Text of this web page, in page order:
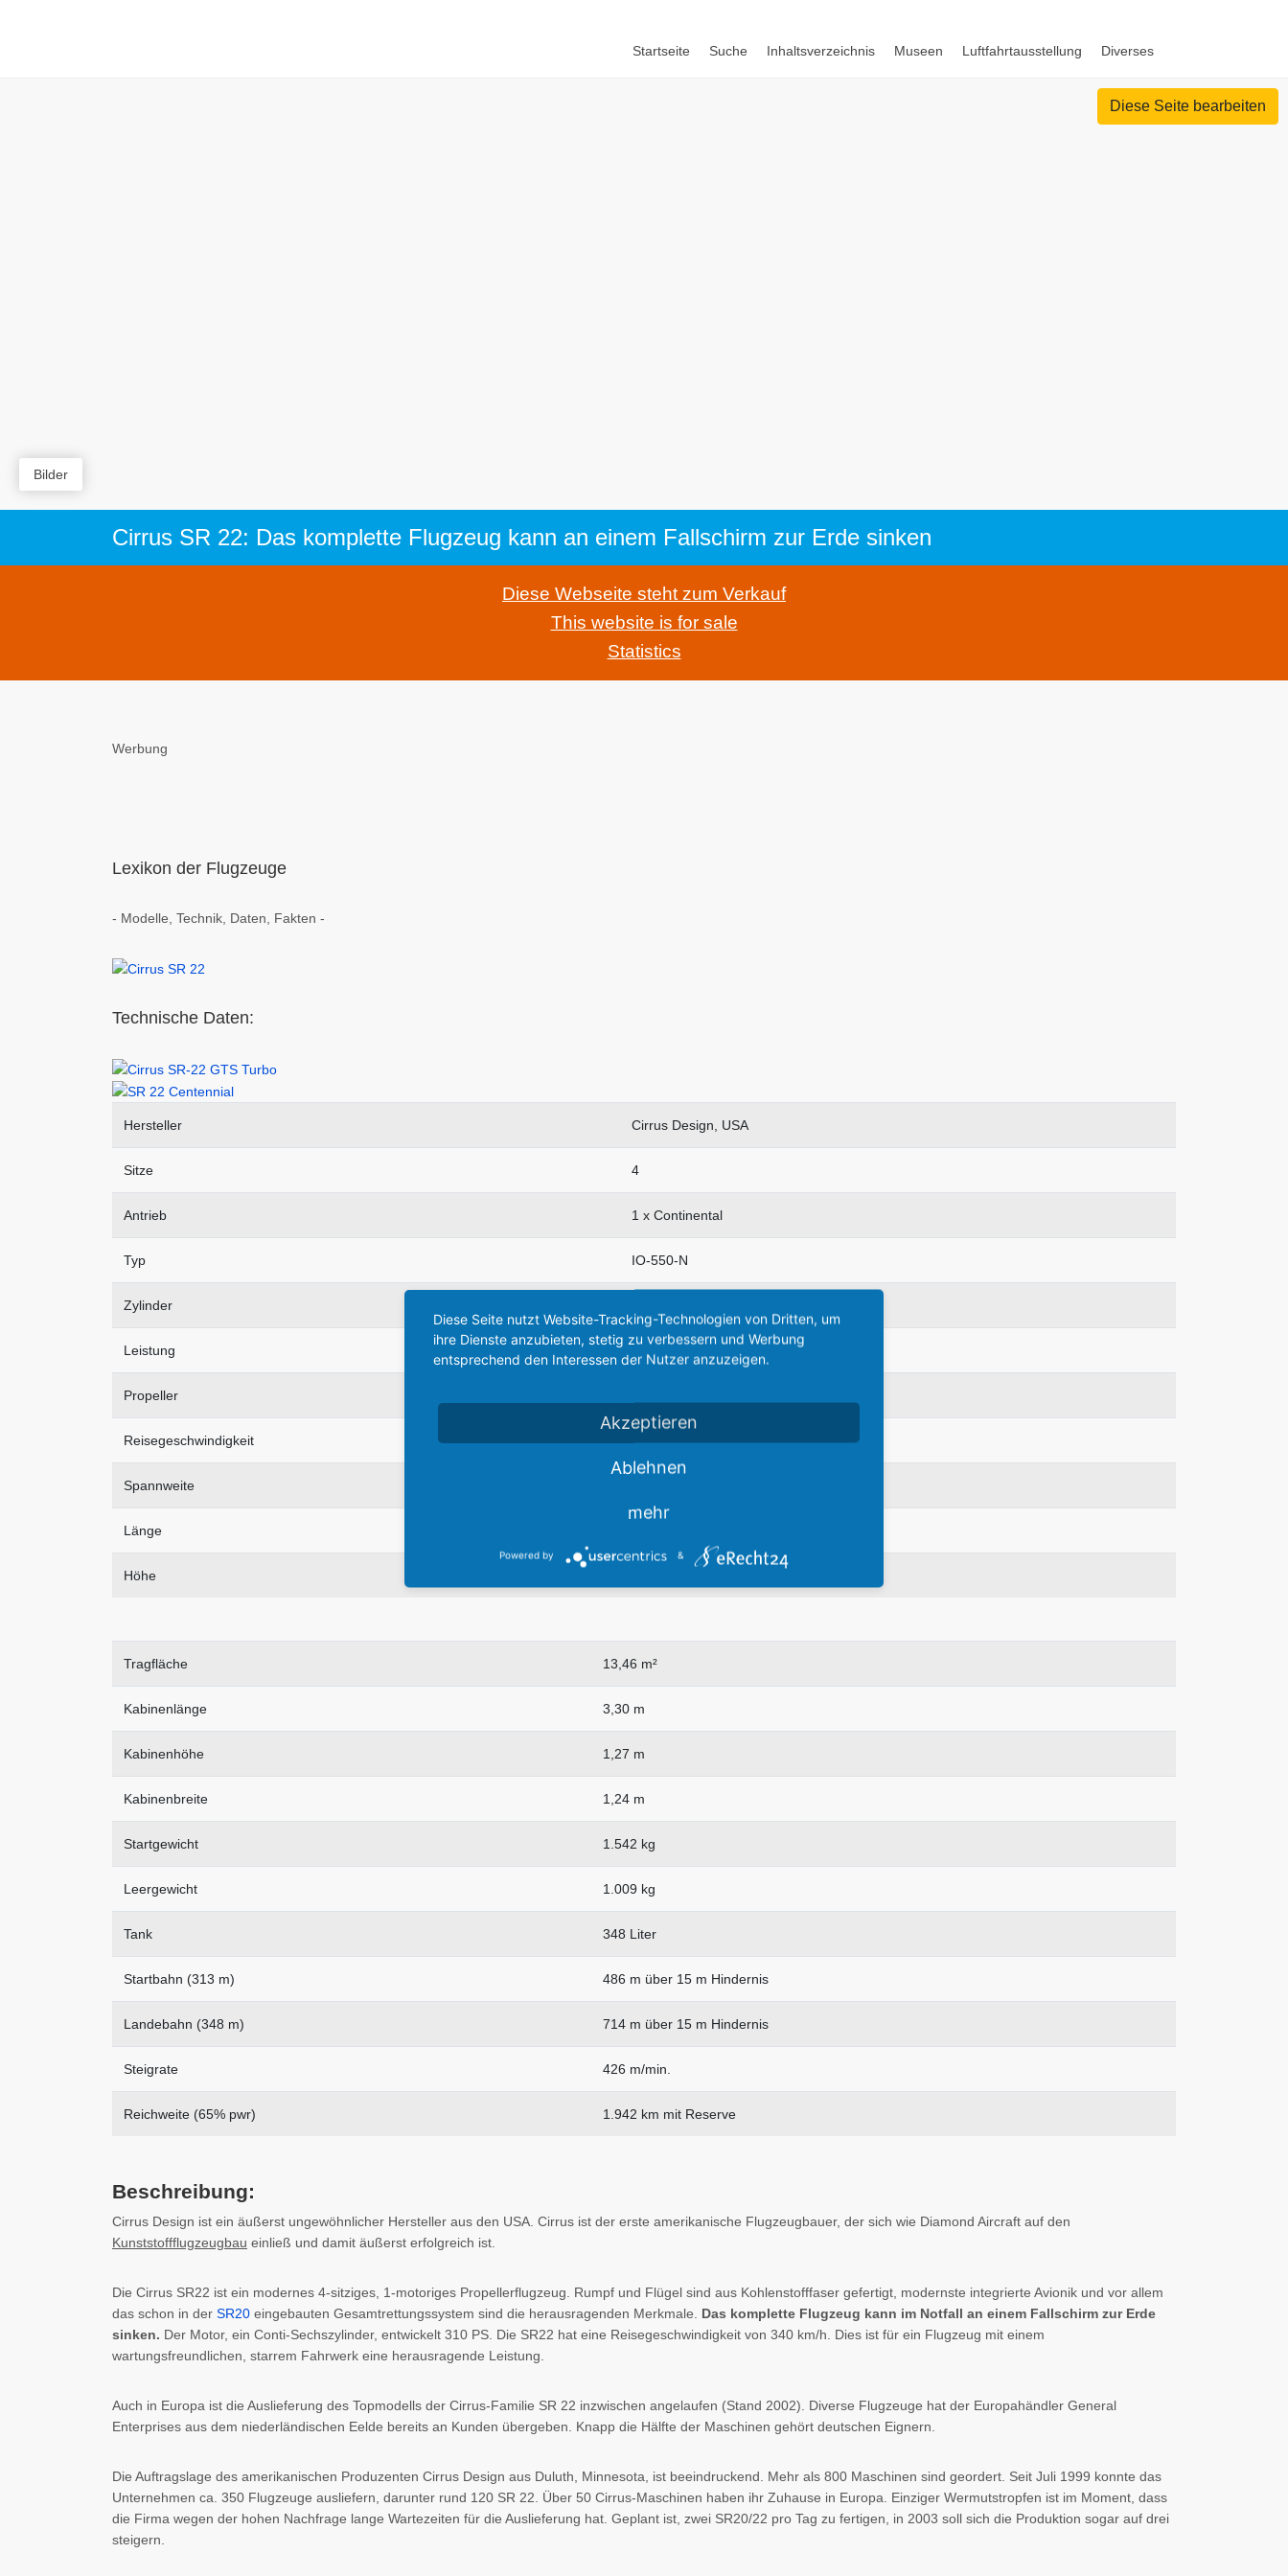
Startseite Suche Inhaltsverzeichnis Museen Luftfahrtausstellung Diverses
Diese Seite bearbeiten
Bilder
Cirrus SR 22: Das komplette Flugzeug kann an einem Fallschirm zur Erde sinken
Diese Webseite steht zum Verkauf
This website is for sale
Statistics
Werbung
Lexikon der Flugzeuge
- Modelle, Technik, Daten, Fakten -
Technische Daten:
Hersteller Cirrus Design, USA
Sitze 4
Antrieb 1 x Continental
Typ IO-550-N
Zylinder
Leistung
Propeller
Reisegeschwindigkeit 340 km/h
Spannweite
Länge
Höhe
Tragfläche 13,46 m²
Kabinenlänge 3,30 m
Kabinenhöhe 1,27 m
Kabinenbreite 1,24 m
Startgewicht 1.542 kg
Leergewicht 1.009 kg
Tank 348 Liter
Startbahn (313 m) 486 m über 15 m Hindernis
Landebahn (348 m) 714 m über 15 m Hindernis
Steigrate 426 m/min.
Reichweite (65% pwr) 1.942 km mit Reserve
Beschreibung:
Cirrus Design ist ein äußerst ungewöhnlicher Hersteller aus den USA. Cirrus ist der erste amerikanische Flugzeugbauer, der sich wie Diamond Aircraft auf den
Kunststoffflugzeugbau einließ und damit äußerst erfolgreich ist.
Die Cirrus SR22 ist ein modernes 4-sitziges, 1-motoriges Propellerflugzeug. Rumpf und Flügel sind aus Kohlenstofffaser gefertigt, modernste integrierte Avionik und vor allem
das schon in der SR20 eingebauten Gesamtrettungssystem sind die herausragenden Merkmale. Das komplette Flugzeug kann im Notfall an einem Fallschirm zur Erde
sinken. Der Motor, ein Conti-Sechszylinder, entwickelt 310 PS. Die SR22 hat eine Reisegeschwindigkeit von 340 km/h. Dies ist für ein Flugzeug mit einem
wartungsfreundlichen, starrem Fahrwerk eine herausragende Leistung.
Auch in Europa ist die Auslieferung des Topmodells der Cirrus-Familie SR 22 inzwischen angelaufen (Stand 2002). Diverse Flugzeuge hat der Europahändler General
Enterprises aus dem niederländischen Eelde bereits an Kunden übergeben. Knapp die Hälfte der Maschinen gehört deutschen Eignern.
Die Auftragslage des amerikanischen Produzenten Cirrus Design aus Duluth, Minnesota, ist beeindruckend. Mehr als 800 Maschinen sind geordert. Seit Juli 1999 konnte das
Unternehmen ca. 350 Flugzeuge ausliefern, darunter rund 120 SR 22. Über 50 Cirrus-Maschinen haben ihr Zuhause in Europa. Einziger Wermutstropfen ist im Moment, dass
die Firma wegen der hohen Nachfrage lange Wartezeiten für die Auslieferung hat. Geplant ist, zwei SR20/22 pro Tag zu fertigen, in 2003 soll sich die Produktion sogar auf drei
steigern.
Diese Seite nutzt Website-Tracking-Technologien von Dritten, um
ihre Dienste anzubieten, stetig zu verbessern und Werbung
entsprechend den Interessen der Nutzer anzuzeigen.
Akzeptieren
Ablehnen
mehr
Powered by &